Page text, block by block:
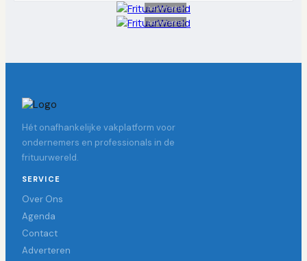
Advertentie
Advertentie
Hét onafhankelijke vakplatform voor
ondernemers en professionals in de
frituurwereld.
SERVICE
Over Ons
Agenda
Contact
Adverteren